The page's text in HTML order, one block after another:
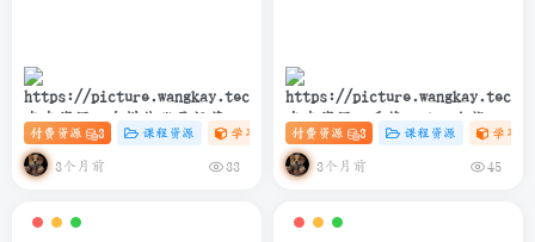
夸克资源：自媒体账号运营变
现课程
付费资源 3 课程资源 学习资料课 # 设计 # 自媒体 # 账号运营
3个月前 33
夸克资源：千锋Python全栈开
发实战教程(爬虫+办公自动化
+数据分析)
付费资源 3 课程资源 学习资
3个月前 45